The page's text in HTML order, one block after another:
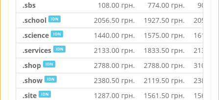
.sbs
108.00 грн. 774.00 грн.
909.00
.school
IDN 2056.50 грн. 1927.50 грн.
2056.50
.science
IDN 1440.00 грн. 1575.00 грн.
1615.50
.services
IDN 2133.00 грн. 1833.50 грн.
2133.00
.shop
IDN 2788.00 грн. 2788.00 грн.
3103.00
.show
IDN 2380.50 грн. 2119.50 грн.
2380.50
.site
IDN 1287.00 грн. 1561.50 грн.
1561.50